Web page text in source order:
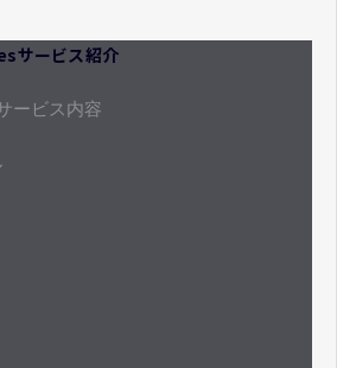
サービス紹介
ービス内容